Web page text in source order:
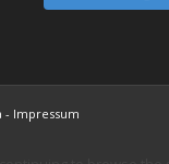
- Impressum